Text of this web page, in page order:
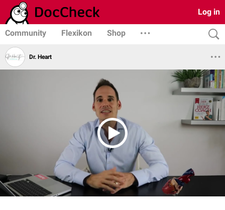
Log in
Community Flexikon Shop
Dr. Heart